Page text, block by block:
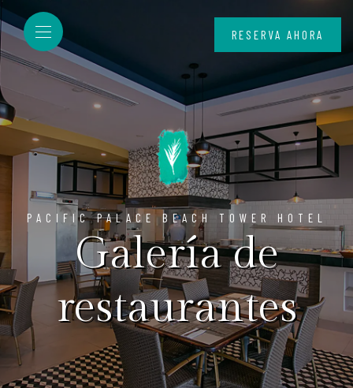
RESERVA AHORA
PACIFIC PALACE BEACH TOWER HOTEL
Galería de
restaurantes